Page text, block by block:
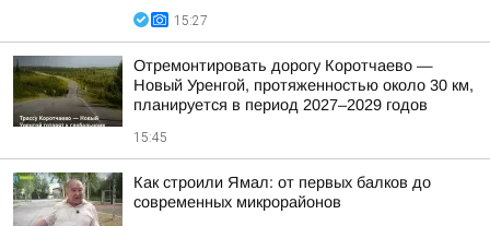
15:27
Отремонтировать дорогу Коротчаево —
Новый Уренгой, протяженностью около 30 км,
планируется в период 2027–2029 годов
15:45
Как строили Ямал: от первых балков до
современных микрорайонов